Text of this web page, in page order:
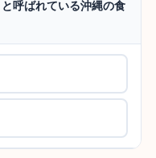
呼ばれている沖縄の食